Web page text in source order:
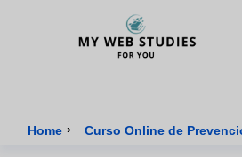
Home › Curso Online de